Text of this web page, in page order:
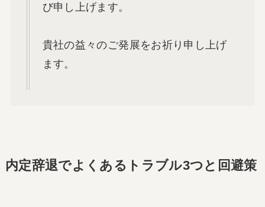
び申し上げます。
貴社の益々のご発展をお祈り申し上げ
ます。
内定辞退でよくあるトラブル3つと回避策